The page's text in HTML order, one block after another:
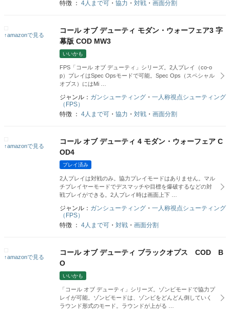
特徴 ： 4人まで可 ・ 協力 ・ 対戦 ・ 画面分割
↑amazonで見る
コール オブ デューティ モダン・ウォーフェア3 字
幕版 COD MW3
いいかも
FPS「コール オブ デューティ」シリーズ。2人プレイ（co-o
p）プレイはSpec Opsモードで可能。Spec Ops（スペシャル
オプス）にはMi …
ジャンル： ガンシューティング ・ 一人称視点シューティング
（FPS）
特徴 ： 4人まで可 ・ 協力 ・ 対戦 ・ 画面分割
↑amazonで見る
コール オブ デューティ 4 モダン・ウォーフェア C
OD4
プレイ済み
2人プレイは対戦のみ。協力プレイモードはありません。マル
チプレイヤーモードでデスマッチや目標を爆破するなどの対
戦プレイができる。2人プレイ時は画面上下 …
ジャンル： ガンシューティング ・ 一人称視点シューティング
（FPS）
特徴 ： 4人まで可 ・ 対戦 ・ 画面分割
↑amazonで見る
コール オブ デューティ ブラックオプス COD B
O
いいかも
「コール オブ デューティ」シリーズ。ゾンビモードで協力プ
レイが可能。ゾンビモードは、ゾンビをどんどん倒していく
ラウンド形式のモード。ラウンドが上がる …